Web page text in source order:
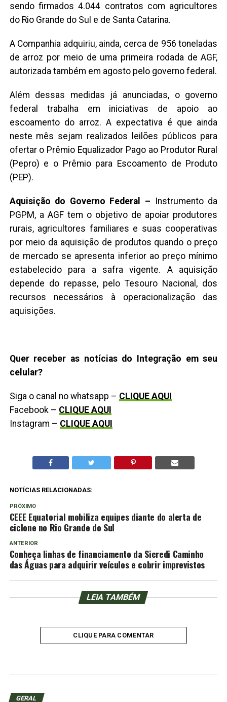
sendo firmados 4.044 contratos com agricultores
do Rio Grande do Sul e de Santa Catarina.
A Companhia adquiriu, ainda, cerca de 956 toneladas
de arroz por meio de uma primeira rodada de AGF,
autorizada também em agosto pelo governo federal.
Além dessas medidas já anunciadas, o governo
federal trabalha em iniciativas de apoio ao
escoamento do arroz. A expectativa é que ainda
neste mês sejam realizados leilões públicos para
ofertar o Prêmio Equalizador Pago ao Produtor Rural
(Pepro) e o Prêmio para Escoamento de Produto
(PEP).
Aquisição do Governo Federal – Instrumento da
PGPM, a AGF tem o objetivo de apoiar produtores
rurais, agricultores familiares e suas cooperativas
por meio da aquisição de produtos quando o preço
de mercado se apresenta inferior ao preço mínimo
estabelecido para a safra vigente. A aquisição
depende do repasse, pelo Tesouro Nacional, dos
recursos necessários à operacionalização das
aquisições.
Quer receber as notícias do Integração em seu
celular?
Siga o canal no whatsapp – CLIQUE AQUI
Facebook – CLIQUE AQUI
Instagram – CLIQUE AQUI
NOTÍCIAS RELACIONADAS:
PRÓXIMO
CEEE Equatorial mobiliza equipes diante do alerta de
ciclone no Rio Grande do Sul
ANTERIOR
Conheça linhas de financiamento da Sicredi Caminho
das Águas para adquirir veículos e cobrir imprevistos
LEIA TAMBÉM
CLIQUE PARA COMENTAR
GERAL